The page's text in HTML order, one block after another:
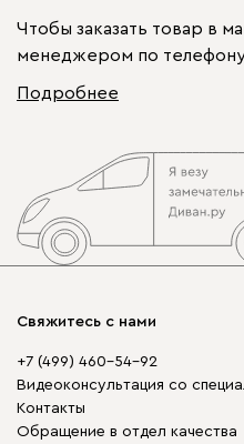
Чтобы заказать товар в
менеджером по
Подробнее
Свяжитесь с нами
+7 (499) 460-54-92
Видеоконсультация со
Контакты
Обращение в отдел качества